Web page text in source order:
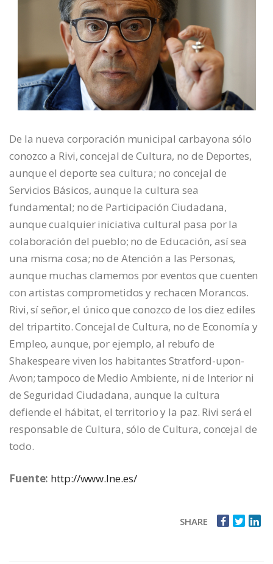
De la nueva corporación municipal carbayona sólo
conozco a Rivi, concejal de Cultura, no de Deportes,
aunque el deporte sea cultura; no concejal de
Servicios Básicos, aunque la cultura sea
fundamental; no de Participación Ciudadana,
aunque cualquier iniciativa cultural pasa por la
colaboración del pueblo; no de Educación, así sea
una misma cosa; no de Atención a las Personas,
aunque muchas clamemos por eventos que cuenten
con artistas comprometidos y rechacen Morancos.
Rivi, sí señor, el único que conozco de los diez ediles
del tripartito. Concejal de Cultura, no de Economía y
Empleo, aunque, por ejemplo, al rebufo de
Shakespeare viven los habitantes Stratford-upon-
Avon; tampoco de Medio Ambiente, ni de Interior ni
de Seguridad Ciudadana, aunque la cultura
defiende el hábitat, el territorio y la paz. Rivi será el
responsable de Cultura, sólo de Cultura, concejal de
todo.
Fuente: http://www.lne.es/
SHARE